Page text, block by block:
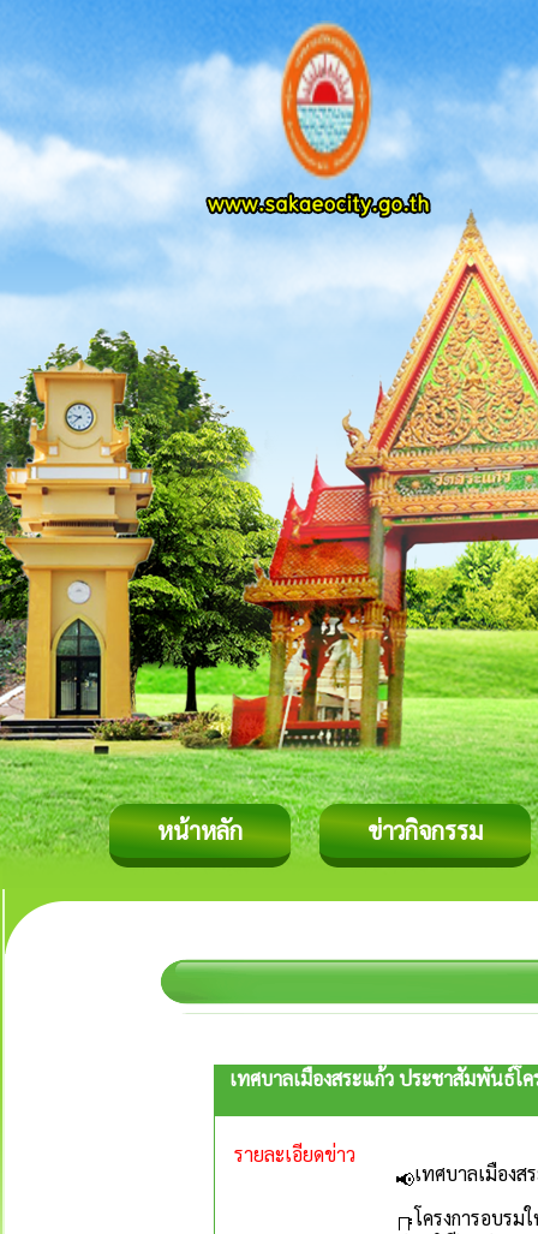
หน้าหลัก ข่าวกิจกรรม
เทศบาลเมืองสระแก้ว ประชาสัมพันธ์โค
รายละเอียดข่าว
เทศบาลเมือง
โครงการอบรม